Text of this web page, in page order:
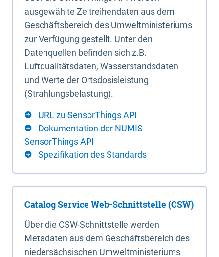
ausgewählte Zeitreihendaten aus dem
Geschäftsbereich des Umweltministeriums
zur Verfügung gestellt. Unter den
Datenquellen befinden sich z.B.
Luftqualitätsdaten, Wasserstandsdaten
und Werte der Ortsdosisleistung
(Strahlungsbelastung).
URL zu SensorThings API
Dokumentation der NUMIS-
SensorThings API
Spezifikation des Standards
Catalog Service Web-Schnittstelle (CSW)
Über die CSW-Schnittstelle werden
Metadaten aus dem Geschäftsbereich des
niedersächsischen Umweltministeriums